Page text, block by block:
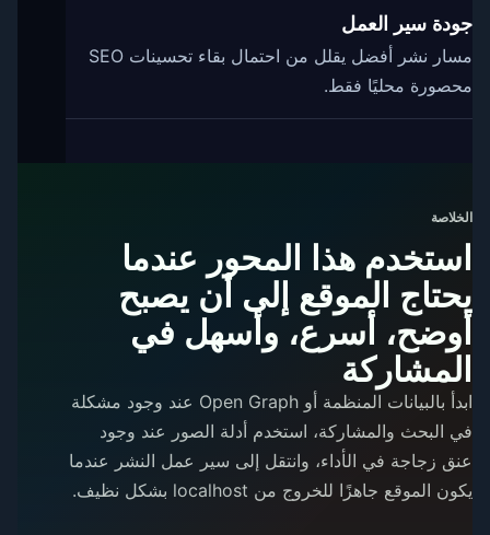
جودة سير العمل
مسار نشر أفضل يقلل من احتمال بقاء تحسينات SEO
محصورة محليًا فقط.
الخلاصة
استخدم هذا المحور عندما
يحتاج الموقع إلى أن يصبح
أوضح، أسرع، وأسهل في
المشاركة
ابدأ بالبيانات المنظمة أو Open Graph عند وجود مشكلة
في البحث والمشاركة، استخدم أدلة الصور عند وجود
عنق زجاجة في الأداء، وانتقل إلى سير عمل النشر عندما
يكون الموقع جاهزًا للخروج من localhost بشكل نظيف.